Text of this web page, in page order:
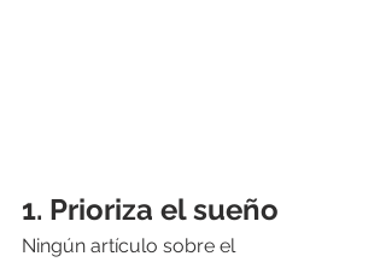
1. Prioriza el sueño
Ningún artículo sobre el